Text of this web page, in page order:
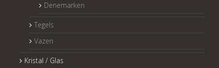
Denemarken
Tegels
Vazen
Kristal / Glas